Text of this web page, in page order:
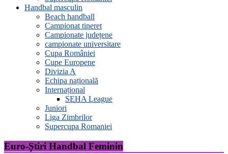
Handbal masculin
Beach handball
Campionat tineret
Campionate județene
campionate universitare
Cupa României
Cupe Europene
Divizia A
Echipa națională
Internațional
SEHA League
Juniori
Liga Zimbrilor
Supercupa Romaniei
Euro-Știri Handbal Feminin